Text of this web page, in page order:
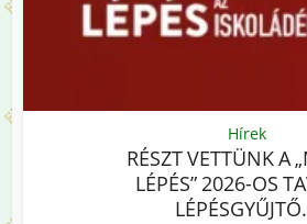
Hírek
RÉSZT VETTÜNK A
LÉPÉS” 2026-OS